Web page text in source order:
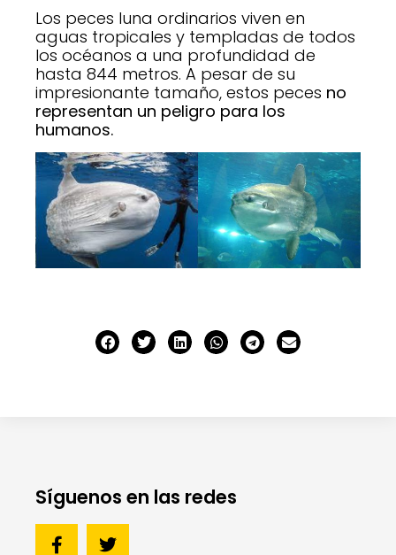
Los peces luna ordinarios viven en
aguas tropicales y templadas de todos
los océanos a una profundidad de
hasta 844 metros. A pesar de su
impresionante tamaño, estos peces no
representan un peligro para los
humanos.
Síguenos en las redes